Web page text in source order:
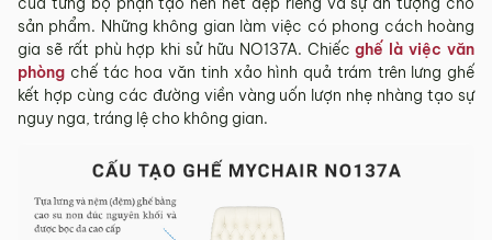
sản phẩm. Những không gian làm việc có phong cách hoàng
gia sẽ rất phù hợp khi sử hữu NO137A. Chiếcghế là việc văn
phòng chế tác hoa văn tinh xảo hình quả trám trên lưng ghế
kết hợp cùng các đường viền vàng uốn lượn nhẹ nhàng tạo sự
nguy nga, tráng lệ cho không gian.
Sản phẩm mới đã quá thời gian 3 ngày kể từ ngày nhận
hàng.
Mọi thông tin cần hỗ trợ và giải đáp vui lòng liên hệ MyChair
qua:
Hotline: 0942 902 468(Call, Zalo)
info@mychair.vn